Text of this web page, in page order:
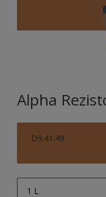
Alpha
D9.41.49
1 L